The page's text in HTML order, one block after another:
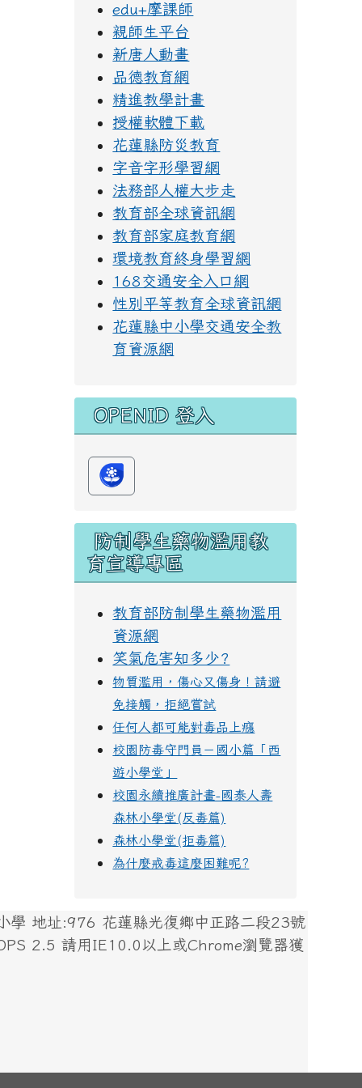
edu+摩課師
親師生平台
新唐人動畫
品德教育網
精進教學計畫
授權軟體下載
花蓮縣防災教育
字音字形學習網
法務部人權大步走
教育部全球資訊網
教育部家庭教育網
環境教育終身學習網
168交通安全入口網
性別平等教育全球資訊網
花蓮縣中小學交通安全教
育資源網
OPENID 登入
防制學生藥物濫用教
育宣導專區
教育部防制學生藥物濫用
資源網
笑氣危害知多少?
物質濫用，傷心又傷身！請避
免接觸，拒絕嘗試
任何人都可能對毒品上癮
校園防毒守門員－國小篇「西
遊小學堂」
校園永續推廣計畫-國泰人壽
森林小學堂(反毒篇)
森林小學堂(拒毒篇)
為什麼戒毒這麼困難呢?
學 地址:976 花蓮縣光復鄉中正路二段23號
2.5 請用IE10.0以上或Chrome瀏覽器獲